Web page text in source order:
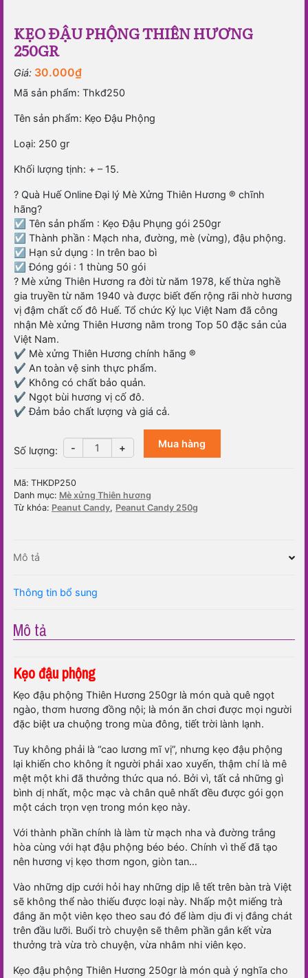
KẸO ĐẬU PHỘNG THIÊN HƯƠNG
250GR
Giá: 30.000₫
Mã sản phẩm: Thkđ250
Tên sản phẩm: Kẹo Đậu Phộng
Loại: 250 gr
Khối lượng tịnh: + – 15.
? Quà Huế Online Đại lý Mè Xửng Thiên Hương ®️ chĩnh
hãng?
☑️ Tên sản phẩm : Kẹo Đậu Phụng gói 250gr
☑️ Thành phần : Mạch nha, đường, mè (vừng), đậu phộng.
☑️ Hạn sử dụng : In trên bao bì
☑️ Đóng gói : 1 thùng 50 gói
? Mè xửng Thiên Hương ra đời từ năm 1978, kế thừa nghề
gia truyền từ năm 1940 và được biết đến rộng rãi nhờ hương
vị đậm chất cố đô Huế. Tổ chức Kỷ lục Việt Nam đã công
nhận Mè xửng Thiên Hương nằm trong Top 50 đặc sản của
Việt Nam.
✔️ Mè xửng Thiên Hương chính hãng ®️
✔️ An toàn vệ sinh thực phẩm.
✔️ Không có chất bảo quản.
✔️ Ngọt bùi hương vị cố đô.
✔️ Đảm bảo chất lượng và giá cả.
Số lượng: -
Kẹo
đậu
Hương
250gr
+ Mua hàng
Mã: THKDP250
Danh mục: Mè xửng Thiên hương
Từ khóa: Peanut Candy, Peanut Candy 250g
Mô tả
Thông tin bổ sung
Mô tả
Kẹo đậu phộng
Kẹo đậu phộng Thiên Hương 250gr là món quà quê ngọt
ngào, thơm hương đồng nội; là món ăn chơi được mọi người
đặc biệt ưa chuộng trong mùa đông, tiết trời lành lạnh.
Tuy không phải là “cao lương mĩ vị”, nhưng kẹo đậu phộng
lại khiến cho không ít người phải xao xuyến, thậm chí là mê
mệt một khi đã thưởng thức qua nó. Bởi vì, tất cả những gì
bình dị nhất, mộc mạc và chân quê nhất đều được gói gọn
một cách trọn vẹn trong món kẹo này.
Với thành phần chính là làm từ mạch nha và đường trắng
hòa cùng với hạt đậu phộng béo béo. Chính vì thế đã tạo
nên hương vị kẹo thơm ngon, giòn tan…
Vào những dịp cưới hỏi hay những dịp lễ tết trên bàn trà Việt
sẽ không thể nào thiếu được loại này. Nhấp một miếng trà
đắng ăn một viên kẹo theo sau đó để làm dịu đi vị đắng chát
trên đầu lưỡi. Buổi trò chuyện sẽ thêm phần gắn kết vừa
thưởng trà vừa trò chuyện, vừa nhâm nhi viên kẹo.
Kẹo đậu phộng Thiên Hương 250gr là món quà ý nghĩa cho